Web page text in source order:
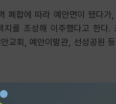
폐합에 따라 예안면이 됐다
를 조성해 이주했다고 한다
교회, 예안이발관, 선성공원